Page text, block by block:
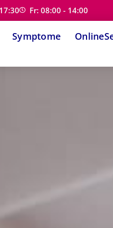
Fr: 08:00 - 14:00
Symptome